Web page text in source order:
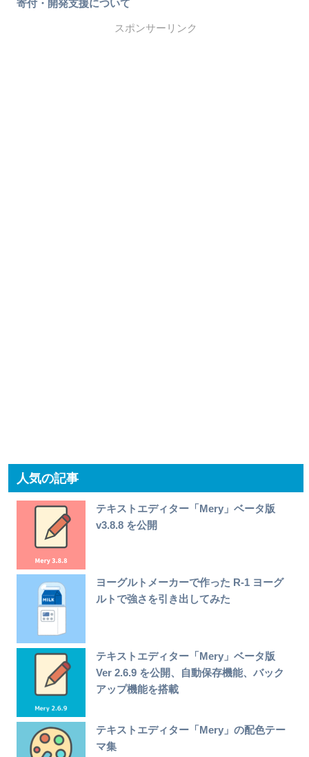
寄付・開発支援について
スポンサーリンク
人気の記事
テキストエディター「Mery」ベータ版
v3.8.8 を公開
ヨーグルトメーカーで作った R-1 ヨーグ
ルトで強さを引き出してみた
テキストエディター「Mery」ベータ版
Ver 2.6.9 を公開、自動保存機能、バック
アップ機能を搭載
テキストエディター「Mery」の配色テー
マ集